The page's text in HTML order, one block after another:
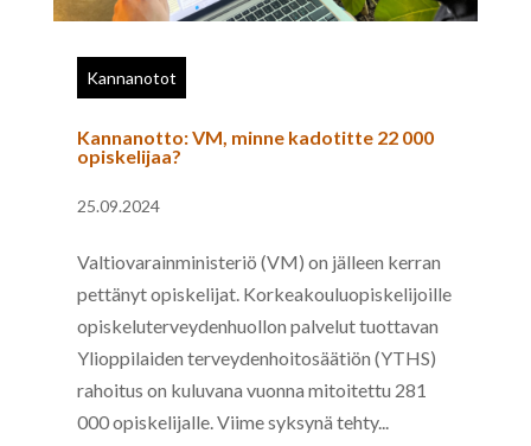
Kannanotot
Kannanotto: VM, minne kadotitte 22 000
opiskelijaa?
25.09.2024
Valtiovarainministeriö (VM) on jälleen kerran
pettänyt opiskelijat. Korkeakouluopiskelijoille
opiskeluterveydenhuollon palvelut tuottavan
Ylioppilaiden terveydenhoitosäätiön (YTHS)
rahoitus on kuluvana vuonna mitoitettu 281
000 opiskelijalle. Viime syksynä tehty...